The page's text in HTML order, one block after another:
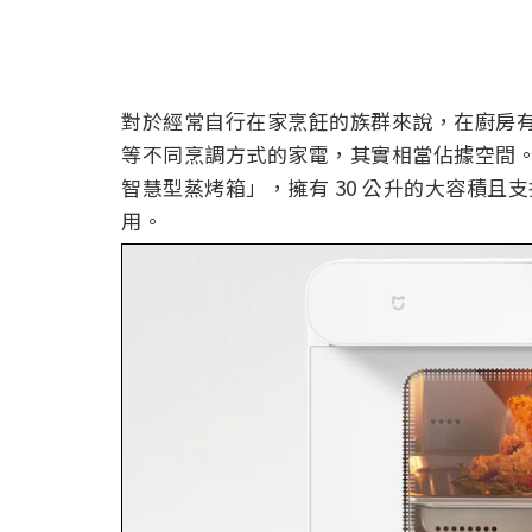
對於經常自行在家烹飪的族群來說，在廚房
等不同烹調方式的家電，其實相當佔據空間
智慧型蒸烤箱」，擁有 30 公升的大容積且
用。